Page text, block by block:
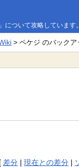
ついて攻略しています。
> ペケジ のバックア
差分 |現在との差分 |